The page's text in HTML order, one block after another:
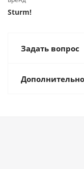
Sturm!
Задать вопрос
Дополнительно